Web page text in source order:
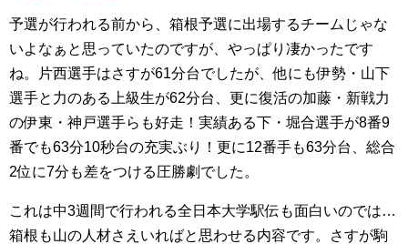
予選が行われる前から、箱根予選に出場するチームじゃな
いよなぁと思っていたのですが、やっぱり凄かったです
ね。片西選手はさすが61分台でしたが、他にも伊勢・山下
選手と力のある上級生が62分台、更に復活の加藤・新戦力
の伊東・神戸選手らも好走！実績ある下・堀合選手が8番9
番でも63分10秒台の充実ぶり！更に12番手も63分台、総合
2位に7分も差をつける圧勝劇でした。
これは中3週間で行われる全日本大学駅伝も面白いのでは…
箱根も山の人材さえいればと思わせる内容です。さすが駒